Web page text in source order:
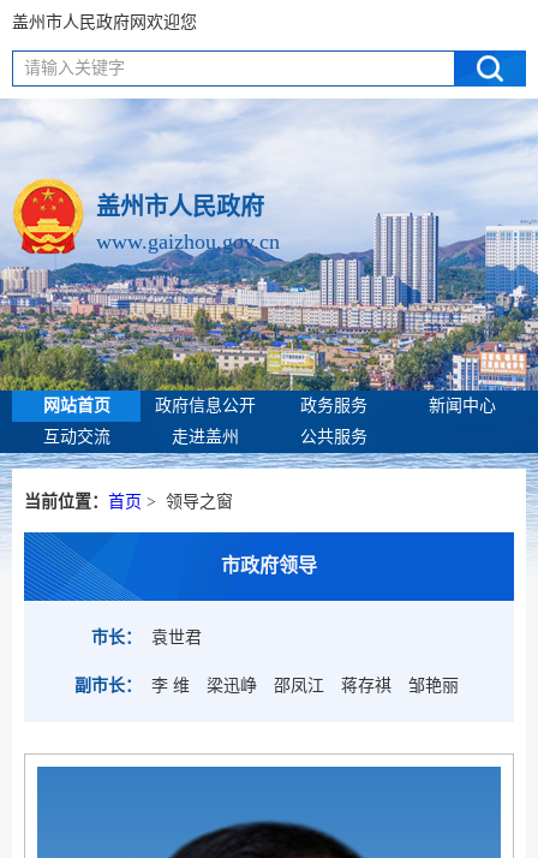
盖州市人民政府网欢迎您
请输入关键字
盖州市人民政府
www.gaizhou.gov.cn
网站首页 政府信息公开 政务服务
新闻中心
互动交流
走进盖州 公共服务
当前位置： 首页 > 领导之窗
市政府领导
市长： 袁世君
副市长： 李 维 梁迅峥 邵凤江 蒋存祺 邹艳丽